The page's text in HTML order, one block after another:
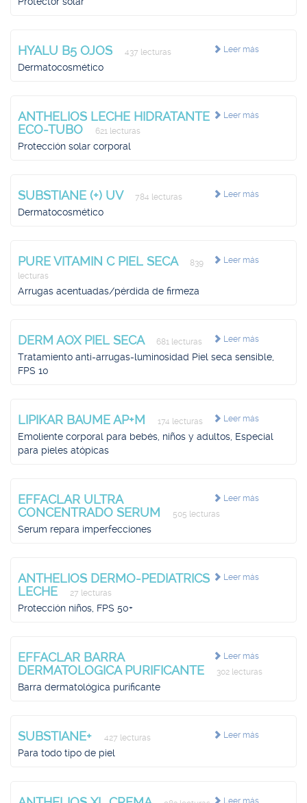
Leer más
HYALU B5 OJOS 437 lecturas
Dermatocosmético
Leer más
ANTHELIOS LECHE HIDRATANTE
ECO-TUBO
621 lecturas
Protección solar corporal
Leer más
SUBSTIANE (+) UV 784 lecturas
Dermatocosmético
Leer más
PURE VITAMIN C PIEL SECA
839
lecturas
Arrugas acentuadas/pérdida de firmeza
Leer más
DERM AOX PIEL SECA 681 lecturas
Tratamiento anti-arrugas-luminosidad Piel seca sensible,
FPS 10
Leer más
LIPIKAR BAUME AP+M 174 lecturas
Emoliente corporal para bebés, niños y adultos, Especial
para pieles atópicas
Leer más
EFFACLAR ULTRA
CONCENTRADO SERUM
505 lecturas
Serum repara imperfecciones
Leer más
ANTHELIOS DERMO-PEDIATRICS
LECHE
27 lecturas
Protección niños, FPS 50+
Leer más
EFFACLAR BARRA
DERMATOLOGICA PURIFICANTE
302 lecturas
Barra dermatológica purificante
Leer más
SUBSTIANE+ 427 lecturas
Para todo tipo de piel
Leer más